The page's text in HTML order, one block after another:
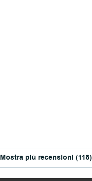
Mostra più recensioni (118)